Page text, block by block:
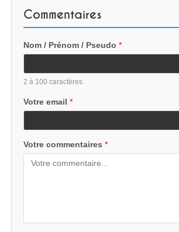
Commentaires
Nom / Prénom / Pseudo*
2 à 100 caractères
Votre email*
Votre commentaires*